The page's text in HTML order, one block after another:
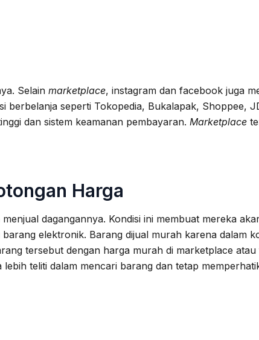
Selain marketplace, instagram dan facebook juga
berbelanja seperti Tokopedia, Bukalapak, Shoppee,
dan sistem keamanan pembayaran. Marketplace
Harga
dagangannya. Kondisi ini membuat mereka
elektronik. Barang dijual murah karena dalam
tersebut dengan harga murah di marketplace
teliti dalam mencari barang dan tetap